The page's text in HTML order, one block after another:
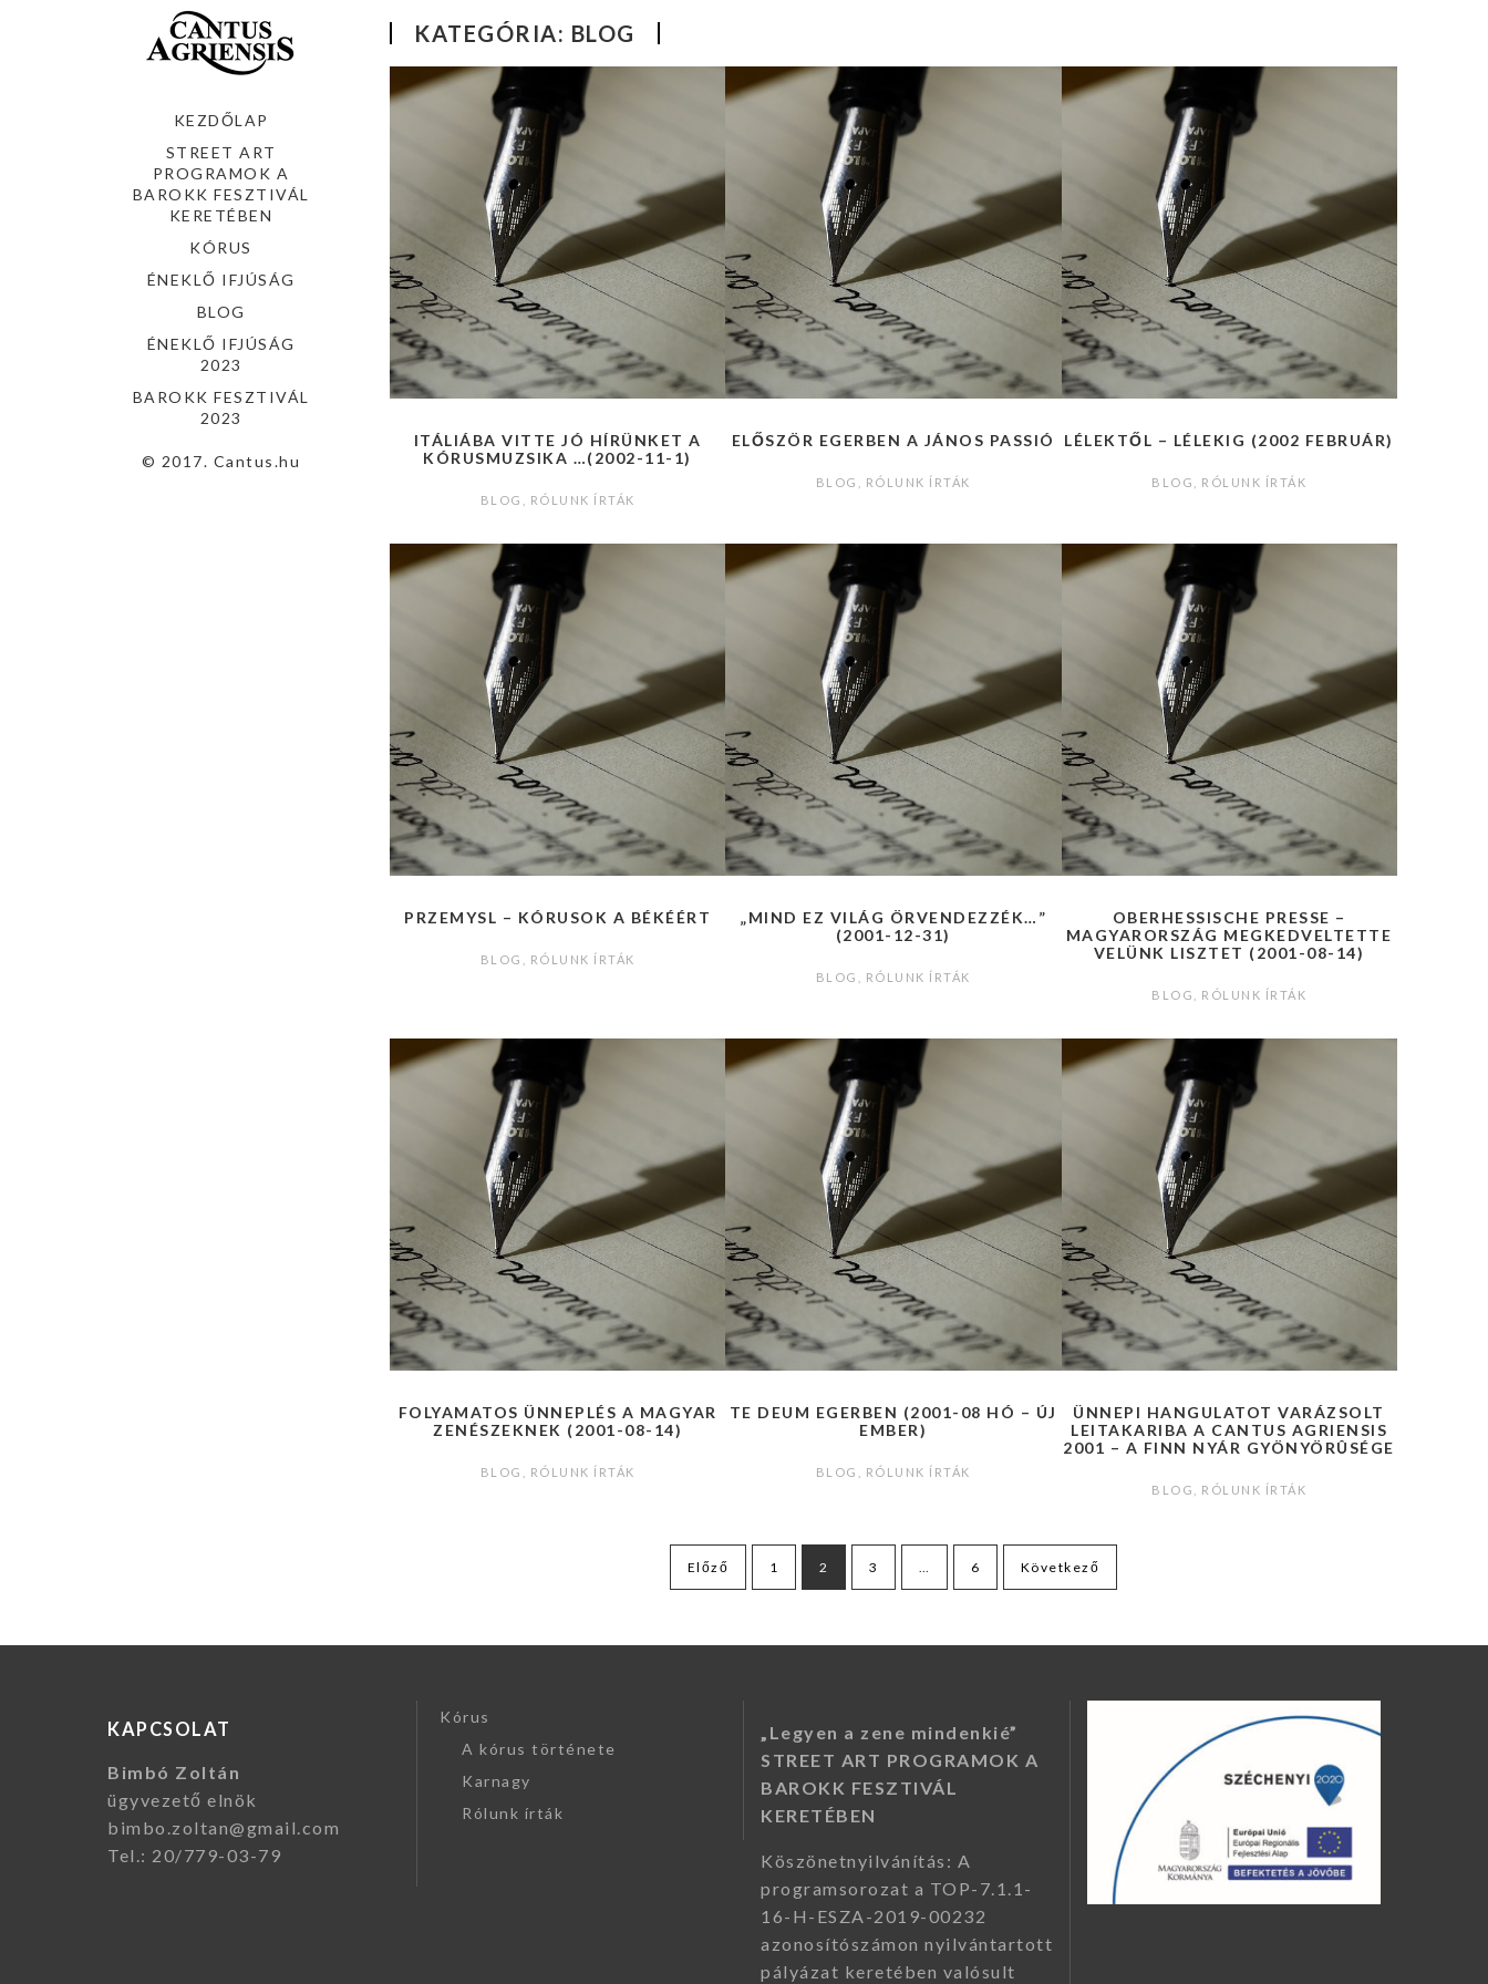
KEZDŐLAP
STREET ART
PROGRAMOK A
BAROKK FESZTIVÁL
KERETÉBEN
KÓRUS
ÉNEKLŐ IFJÚSÁG
BLOG
ÉNEKLŐ IFJÚSÁG
2023
BAROKK FESZTIVÁL
2023
© 2017. Cantus.hu
KATEGÓRIA: BLOG
ITÁLIÁBA VITTE JÓ HÍRÜNKET A
KÓRUSMUZSIKA …(2002-11-1)
BLOG RÓLUNK ÍRTÁK
ELŐSZÖR EGERBEN A JÁNOS PASSIÓ
BLOG RÓLUNK ÍRTÁK
LÉLEKTŐL – LÉLEKIG (2002 FEBRUÁR)
BLOG RÓLUNK ÍRTÁK
PRZEMYSL – KÓRUSOK A BÉKÉÉRT
BLOG RÓLUNK ÍRTÁK
„MIND EZ VILÁG ÖRVENDEZZÉK…”
(2001-12-31)
BLOG RÓLUNK ÍRTÁK
OBERHESSISCHE PRESSE –
MAGYARORSZÁG MEGKEDVELTETTE
VELÜNK LISZTET (2001-08-14)
BLOG RÓLUNK ÍRTÁK
FOLYAMATOS ÜNNEPLÉS A MAGYAR
ZENÉSZEKNEK (2001-08-14)
BLOG RÓLUNK ÍRTÁK
TE DEUM EGERBEN (2001-08 HÓ – ÚJ
EMBER)
BLOG RÓLUNK ÍRTÁK
ÜNNEPI HANGULATOT VARÁZSOLT
LEITAKARIBA A CANTUS AGRIENSIS
2001 – A FINN NYÁR GYÖNYÖRÛSÉGE
BLOG RÓLUNK ÍRTÁK
Előző 1 2 3 … 6 Következő
KAPCSOLAT
Bimbó Zoltán
ügyvezető elnök
bimbo.zoltan@gmail.com
Tel.: 20/779-03-79
Kórus
A kórus története
Karnagy
Rólunk írták
„Legyen a zene mindenkié”
STREET ART PROGRAMOK A
BAROKK FESZTIVÁL
KERETÉBEN
Köszönetnyilvánítás: A
programsorozat a TOP-7.1.1-
16-H-ESZA-2019-00232
azonosítószámon nyilvántartott
pályázat keretében valósult